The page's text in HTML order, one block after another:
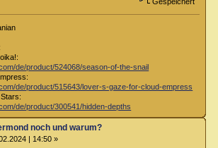
de/product/524068/season-of-the-snail
de/product/515643/lover-s-gaze-for-cloud-empress
de/product/300541/hidden-depths
noch und warum?
| 14:50 »